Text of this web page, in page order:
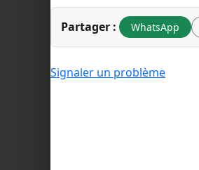
Partager : WhatsApp
Signaler un problème